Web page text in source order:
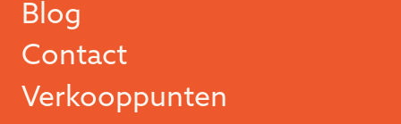
Blog
Contact
Verkooppunten